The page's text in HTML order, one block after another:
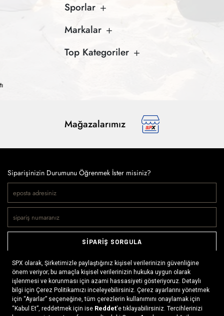
Sporlar
Markalar
Top Kategoriler
Mağazalarımız
Siparişinizin Durumunu Öğrenmek İster misiniz?
SİPARİŞ SORGULA
Doğaya ve spora tutkuyla bağlı olanların markası SPX, çeşitli
kategorilerde sunduğu spor giyim ürünleri, outdoor ayakkabılar,
ekipman ve aksesuarlar ile, her yerde ve her koşulda doğayla
buluşmayı mümkün kılıyor. Daima aktif bir yaşam tarzını